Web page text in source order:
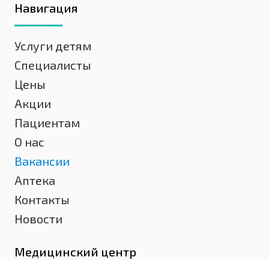
Навигация
Услуги детям
Специалисты
Цены
Акции
Пациентам
О нас
Вакансии
Аптека
Контакты
Новости
Медицинский центр